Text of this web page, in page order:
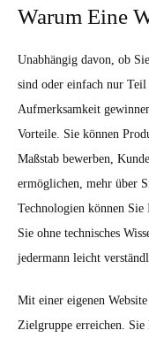
Warum Eine
Unabhängig davon, ob
sind oder einfach nur
Aufmerksamkeit
Vorteile. Sie können
Maßstab bewerben,
ermöglichen, mehr über
Technologien können Sie
Sie ohne technisches
jedermann leicht
Mit einer eigenen
Zielgruppe erreichen. Sie